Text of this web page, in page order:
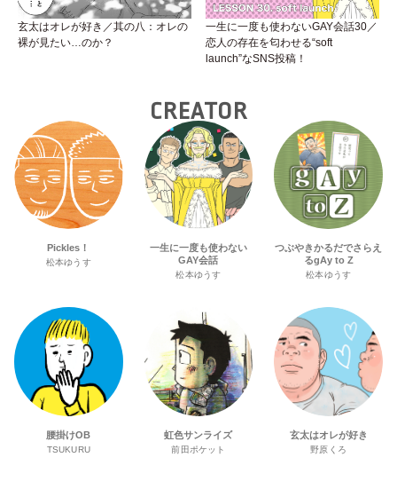
玄太はオレが好き／其の八：オレの
裸が見たい…のか？
一生に一度も使わないGAY会話30／
恋人の存在を匂わせる“soft
launch”なSNS投稿！
CREATOR
Pickles！
松本ゆうす
一生に一度も使わない
GAY会話
松本ゆうす
つぶやきかるだでさらえ
るgAy to Z
松本ゆうす
腰掛けOB
TSUKURU
虹色サンライズ
前田ポケット
玄太はオレが好き
野原くろ